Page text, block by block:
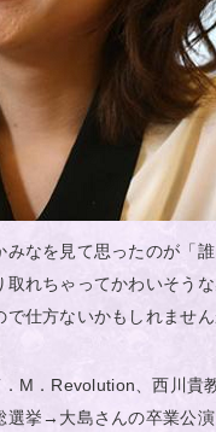
みなを見て思ったのが「
取れちゃってかわいそう
仕方ないかもしれません
M．Revolution、西川貴
選挙→大島さんの卒業公演